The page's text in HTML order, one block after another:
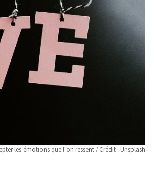
les émotions que l'on ressent / Crédit : Unsplash